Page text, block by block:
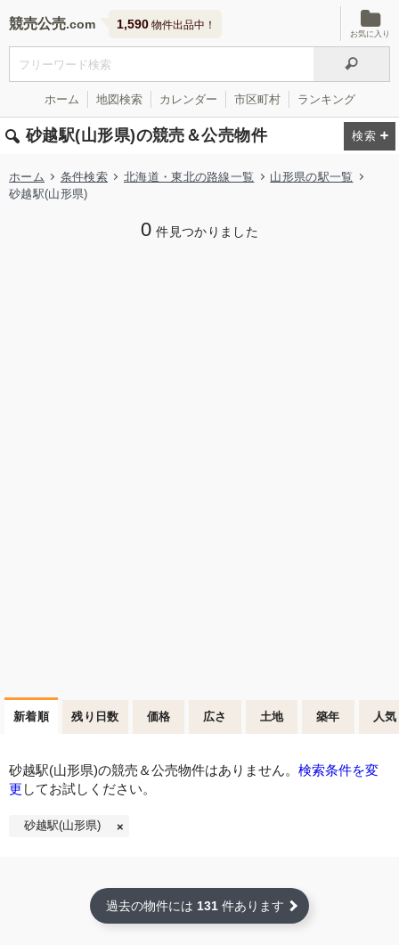
競売公売 1,590 物件出品中！
お気に入り
ホーム 地図検索 カレンダー 市区町村 ランキング
砂越駅(山形県)の競売＆公売物件
ホーム 条件検索 北海道・東北の路線一覧
山形県の駅一覧
砂越駅(山形県)
0 件見つかりました
新着順 残り日数 価格 広さ 土地 築年 人気
砂越駅(山形県)の競売＆公売物件はありません。 検索条件を変
更 してお試しください。
砂越駅(山形県)
過去の物件には 131 件あります